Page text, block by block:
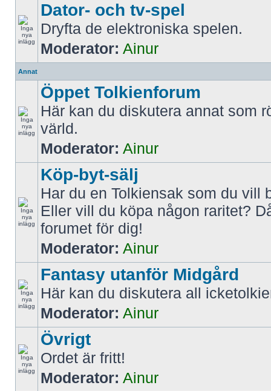
Dator- och tv-spel
Dryfta de elektroniska spelen.
Moderator: Ainur
Annat
Öppet Tolkienforum
Här kan du diskutera annat som
värld.
Moderator: Ainur
Köp-byt-sälj
Har du en Tolkiensak som du vill
Eller vill du köpa någon raritet?
forumet för dig!
Moderator: Ainur
Fantasy utanför Midgård
Här kan du diskutera all
Moderator: Ainur
Övrigt
Ordet är fritt!
Moderator: Ainur